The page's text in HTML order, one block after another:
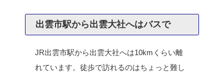
出雲市駅から出雲大社へはバスで
JR出雲市駅から出雲大社へは10kmくらい離
れています。徒歩で訪れるのはちょっと難し